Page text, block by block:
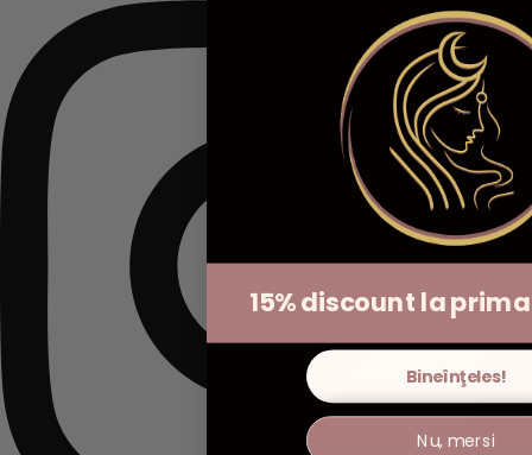
15% discount la
Bineînţeles!
Nu, mersi